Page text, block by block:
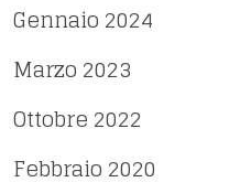
Gennaio 2024
Marzo 2023
Ottobre 2022
Febbraio 2020